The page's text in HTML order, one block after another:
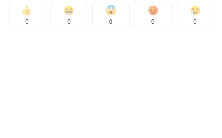
0 0 0 0 0